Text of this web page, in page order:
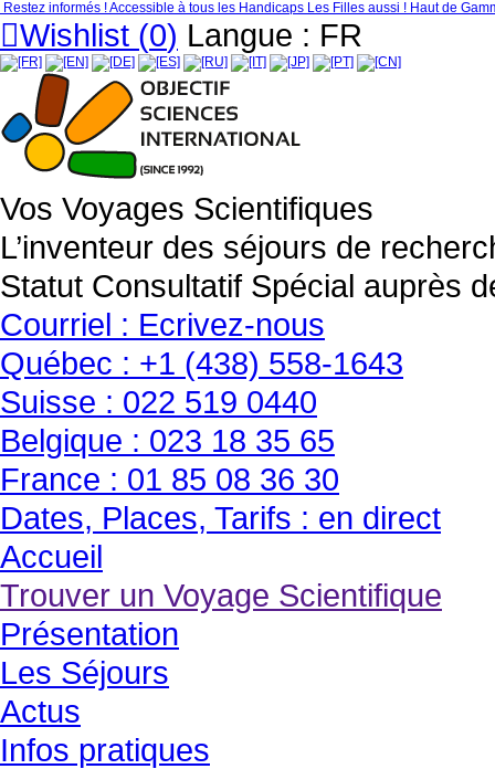
Restez informés !Accessible à tous les Handicaps Les Filles aussi ! Haut de
Wishlist (0) Langue : FR
Vos Voyages Scientifiques
L’inventeur des séjours de
Statut Consultatif Spécial auprès
Courriel : Ecrivez-nous
Québec : +1 (438) 558-1643
Suisse : 022 519 0440
Belgique : 023 18 35 65
France : 01 85 08 36 30
Dates, Places, Tarifs : en direct
Accueil
Trouver un Voyage Scientifique
Présentation
Les Séjours
Actus
Infos pratiques